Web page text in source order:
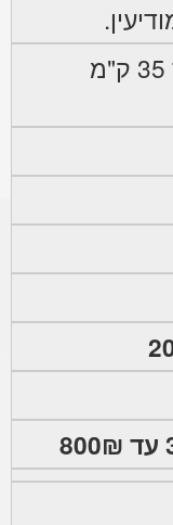
עד 35 ק"מ